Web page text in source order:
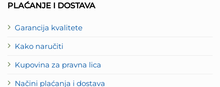
PLAĆANJE I DOSTAVA
Garancija kvalitete
Kako naručiti
Kupovina za pravna lica
Načini plaćanja i dostava